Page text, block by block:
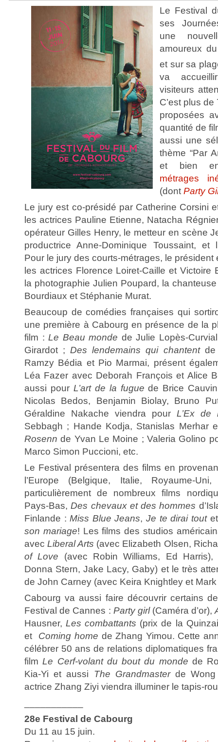
Le Festival
ses
une
amoureux
et sur sa
va
visiteurs
C’est plus
proposées
quantité de
aussi une
thème “Par
et bien
métrages
(dont Party
Le jury est co-présidé par Catherine Corsini
les actrices Pauline Etienne, Natacha
opérateur Gilles Henry, le metteur en scène
productrice Anne-Dominique Toussaint, et
Pour le jury des courts-métrages, le président
les actrices Florence Loiret-Caille et Victoire
la photographie Julien Poupard, la
Bourdiaux et Stéphanie Murat.
Beaucoup de comédies françaises qui
une première à Cabourg en présence de la
film :Le Beau monde de Julie Lopès-
Girardot ;Des lendemains qui chantentde
Ramzy Bédia et Pio Marmai, présent
Léa Fazer avec Deborah François et Alice
aussi pour L’art de la fugue de Brice
Nicolas Bedos, Benjamin Biolay, Bruno
Géraldine Nakache viendra pour L’Ex de
Sebbagh ; Hande Kodja, Stanislas Merhar
Rosenn de Yvan Le Moine ; Valeria Golino
Marco Simon Puccioni, etc.
Le Festival présentera des films en
l’Europe (Belgique, Italie, Royaume-
particulièrement de nombreux films
Pays-Bas,Des chevaux et des hommes
Finlande :Miss Blue Jeans,Je te dirai tout
son mariage! Les films des studios
avecLiberal Arts (avec Elizabeth Olsen,
of Love (avec Robin Williams, Ed
Donna Stern, Jake Lacy, Gaby) et le très
de John Carney (avec Keira Knightley et
Cabourg va aussi faire découvrir certains
Festival de Cannes : Party girl(Caméra d’or),
Hausner,Les combattants (prix de la
et Coming home de Zhang Yimou. Cette
célébrer 50 ans de relations diplomatiques
filmLe Cerf-volant du bout du monde de
Kia-Yi et aussi
The Grandmasterde Wong
actrice Zhang Ziyi viendra illuminer le tapis-
28e Festival de Cabourg
Du 11 au 15 juin.